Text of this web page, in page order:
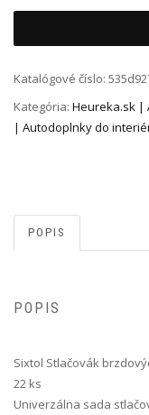
Katalógové číslo:
Kategória: Heureka.sk |
| Autodoplnky do
POPIS
POPIS
Sixtol Stlačovák
22 ks
Univerzálna sada